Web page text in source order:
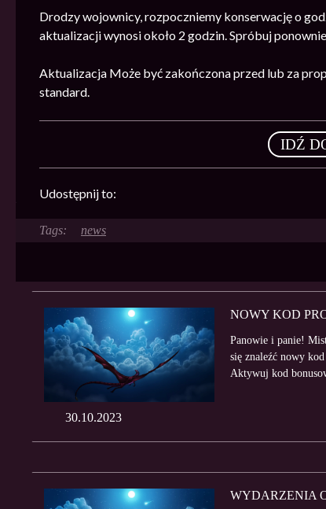
Drodzy wojownicy, rozpoczniemy konserwację o
aktualizacji wynosi około 2 godzin. Spróbuj
Aktualizacja Może być zakończona przed lub za
standard.
IDŹ
Udostępnij to:
news
30.10.2023
NOWY KOD
Panowie i panie!
się znaleźć nowy
Aktywuj kod
WYDARZENIA